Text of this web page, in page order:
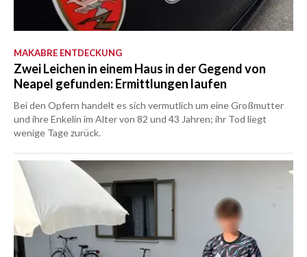
MAKABRE ENTDECKUNG
Zwei Leichen in einem Haus in der Gegend von
Neapel gefunden: Ermittlungen laufen
Bei den Opfern handelt es sich vermutlich um eine Großmutter
und ihre Enkelin im Alter von 82 und 43 Jahren; ihr Tod liegt
wenige Tage zurück.